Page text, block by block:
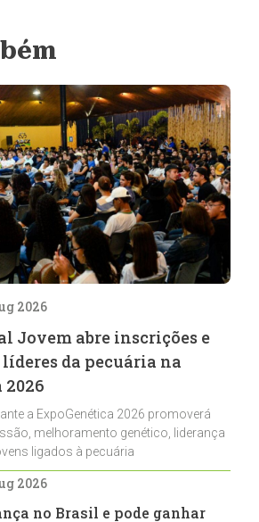
2026
Jovem abre inscrições e
da pecuária na
2026
a ExpoGenética 2026 promoverá
melhoramento genético, liderança
ligados à pecuária
2026
no Brasil e pode ganhar